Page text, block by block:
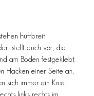
hüftbreit
stellt euch vor, die
am Boden festgeklebt.
Hacken einer Seite an,
sich immer ein Knie
links rechts im